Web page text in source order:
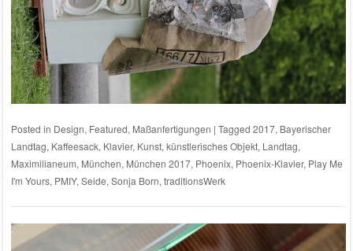
Posted in Design, Featured, Maßanfertigungen | Tagged 2017, Bayerischer
Landtag, Kaffeesack, Klavier, Kunst, künstlerisches Objekt, Landtag,
Maximilianeum, München, München 2017, Phoenix, Phoenix-Klavier, Play Me
I'm Yours, PMIY, Seide, Sonja Born, traditionsWerk